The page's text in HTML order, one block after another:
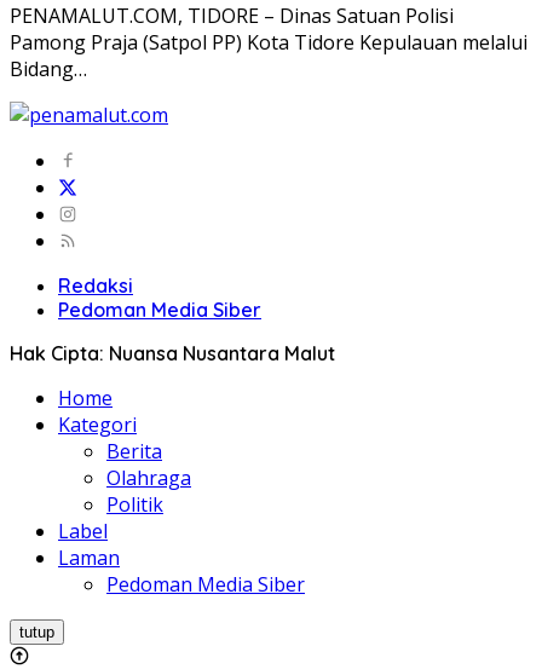
PENAMALUT.COM, TIDORE – Dinas Satuan Polisi
Pamong Praja (Satpol PP) Kota Tidore Kepulauan melalui
Bidang…
Redaksi
Pedoman Media Siber
Hak Cipta: Nuansa Nusantara Malut
Home
Kategori
Berita
Olahraga
Politik
Label
Laman
Pedoman Media Siber
tutup